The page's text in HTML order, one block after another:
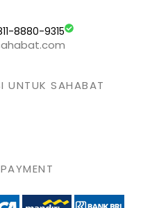
8880-9315
UNTUK SAHABAT